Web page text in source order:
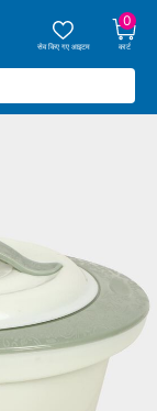
सेव किए गए आइटम
0
कार्ट